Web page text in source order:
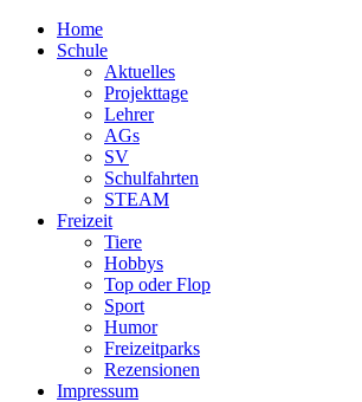
Home
Schule
Aktuelles
Projekttage
Lehrer
AGs
SV
Schulfahrten
STEAM
Freizeit
Tiere
Hobbys
Top oder Flop
Sport
Humor
Freizeitparks
Rezensionen
Impressum